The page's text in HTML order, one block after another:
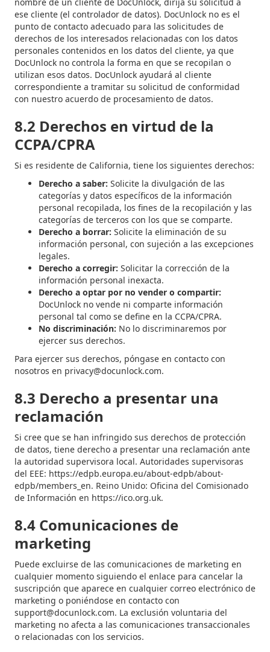
ese cliente (el controlador de datos). DocUnlock no es el
punto de contacto adecuado para las solicitudes de
derechos de los interesados relacionadas con los datos
personales contenidos en los datos del cliente, ya que
DocUnlock no controla la forma en que se recopilan o
utilizan esos datos. DocUnlock ayudará al cliente
correspondiente a tramitar su solicitud de conformidad
con nuestro acuerdo de procesamiento de datos.
8.2 Derechos en virtud de la
CCPA/CPRA
Si es residente de California, tiene los siguientes derechos:
Derecho a saber: Solicite la divulgación de las
categorías y datos específicos de la información
personal recopilada, los fines de la recopilación y las
categorías de terceros con los que se comparte.
Derecho a borrar: Solicite la eliminación de su
información personal, con sujeción a las excepciones
legales.
Derecho a corregir: Solicitar la corrección de la
información personal inexacta.
Derecho a optar por no vender o compartir:
DocUnlock no vende ni comparte información
personal tal como se define en la CCPA/CPRA.
No discriminación: No lo discriminaremos por
ejercer sus derechos.
Para ejercer sus derechos, póngase en contacto con
nosotros en privacy@docunlock.com.
8.3 Derecho a presentar una
reclamación
Si cree que se han infringido sus derechos de protección
de datos, tiene derecho a presentar una reclamación ante
la autoridad supervisora local. Autoridades supervisoras
del EEE: https://edpb.europa.eu/about-edpb/about-
edpb/members_en. Reino Unido: Oficina del Comisionado
de Información en https://ico.org.uk.
8.4 Comunicaciones de
marketing
Puede excluirse de las comunicaciones de marketing en
cualquier momento siguiendo el enlace para cancelar la
suscripción que aparece en cualquier correo electrónico de
marketing o poniéndose en contacto con
support@docunlock.com. La exclusión voluntaria del
marketing no afecta a las comunicaciones transaccionales
o relacionadas con los servicios.